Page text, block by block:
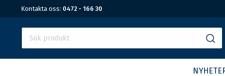
Kontakta oss: 0472 - 166 30